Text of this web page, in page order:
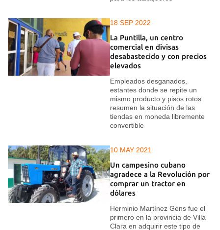
18 SEP 2022
La Puntilla, un centro
comercial en divisas
desabastecido y con precios
elevados
Empleados desganados,
estantes donde se repite un
mismo producto y pisos rotos
resumen la situación de las
tiendas en moneda libremente
convertible
10 MAY 2021
Un campesino cubano
agradece a la Revolución por
comprar un tractor en
dólares
Herminio Martínez Gens fue el
primero en la provincia de Villa
Clara en adquirir este tipo de